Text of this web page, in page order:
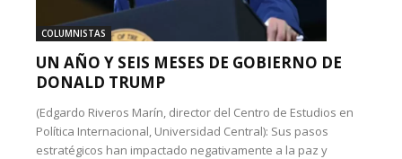
COLUMNISTAS
UN AÑO Y SEIS MESES DE GOBIERNO DE
DONALD TRUMP
(Edgardo Riveros Marín, director del Centro de Estudios en
Política Internacional, Universidad Central): Sus pasos
estratégicos han impactado negativamente a la paz y